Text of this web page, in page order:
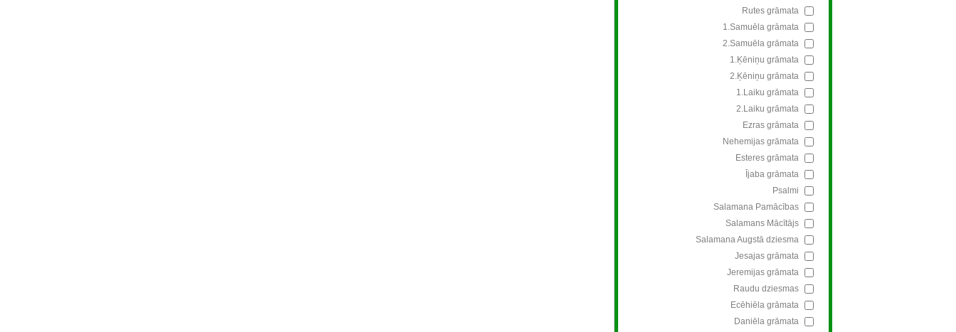
Rutes grāmata
1.Samuēla grāmata
2.Samuēla grāmata
1.Ķēniņu grāmata
2.Ķēniņu grāmata
1.Laiku grāmata
2.Laiku grāmata
Ezras grāmata
Nehemijas grāmata
Esteres grāmata
Ījaba grāmata
Psalmi
Salamana Pamācības
Salamans Mācītājs
Salamana Augstā dziesma
Jesajas grāmata
Jeremijas grāmata
Raudu dziesmas
Ecēhiēla grāmata
Daniēla grāmata